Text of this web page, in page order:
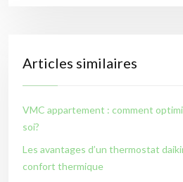
Articles similaires
VMC appartement : comment
soi?
Les avantages d’un thermostat
confort thermique